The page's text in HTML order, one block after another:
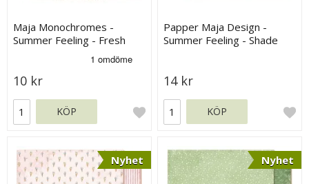
Maja Monochromes -
Summer Feeling - Fresh
10 kr
KÖP
Papper Maja Design -
Summer Feeling - Shade
14 kr
KÖP
Nyhet Nyhet